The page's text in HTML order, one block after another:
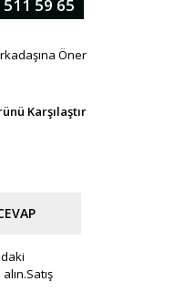
59 65
Öner
Karşılaştır